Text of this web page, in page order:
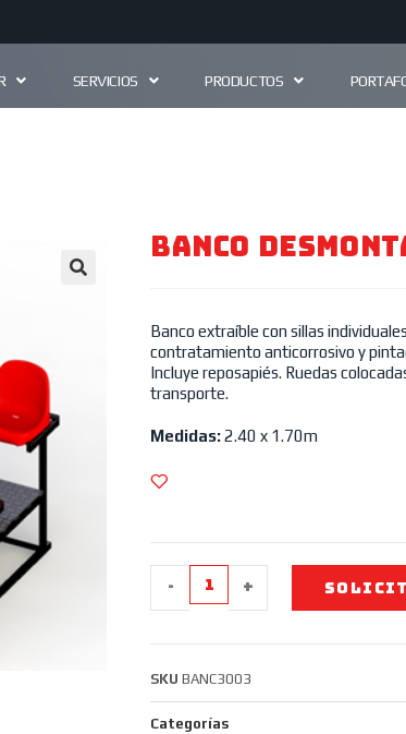
SERVICIOS PRODUCTOS
BANCO
Banco extraíble con sillas
contratamiento anticorrosivo y
Incluye reposapiés. Ruedas
transporte.
Medidas:2.40 x 1.70m
- +
SKU BANC3003
Categorías